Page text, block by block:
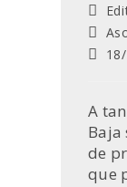
Autor
de
la
de
la
A
Baja
de
que